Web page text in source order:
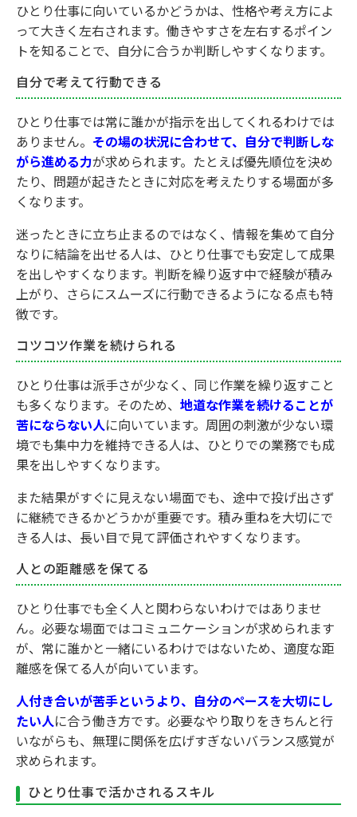
ひとり仕事に向いているかどうかは、性格や考え方によ
って大きく左右されます。働きやすさを左右するポイン
トを知ることで、自分に合うか判断しやすくなります。
自分で考えて行動できる
ひとり仕事では常に誰かが指示を出してくれるわけでは
ありません。 その場の状況に合わせて、自分で判断しな
がら進める力が求められます。たとえば優先順位を決め
たり、問題が起きたときに対応を考えたりする場面が多
くなります。
迷ったときに立ち止まるのではなく、情報を集めて自分
なりに結論を出せる人は、ひとり仕事でも安定して成果
を出しやすくなります。判断を繰り返す中で経験が積み
上がり、さらにスムーズに行動できるようになる点も特
徴です。
コツコツ作業を続けられる
ひとり仕事は派手さが少なく、同じ作業を繰り返すこと
も多くなります。そのため、 地道な作業を続けることが
苦にならない人に向いています。周囲の刺激が少ない環
境でも集中力を維持できる人は、ひとりでの業務でも成
果を出しやすくなります。
また結果がすぐに見えない場面でも、途中で投げ出さず
に継続できるかどうかが重要です。積み重ねを大切にで
きる人は、長い目で見て評価されやすくなります。
人との距離感を保てる
ひとり仕事でも全く人と関わらないわけではありませ
ん。必要な場面ではコミュニケーションが求められます
が、常に誰かと一緒にいるわけではないため、適度な距
離感を保てる人が向いています。
人付き合いが苦手というより、自分のペースを大切にし
たい人に合う働き方です。必要なやり取りをきちんと行
いながらも、無理に関係を広げすぎないバランス感覚が
求められます。
ひとり仕事で活かされるスキル